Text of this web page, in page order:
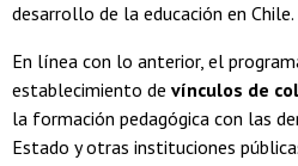
desarrollo de la educación en Chile.
En línea con lo anterior, el
establecimiento de vínculos de
la formación pedagógica con las
Estado y otras instituciones